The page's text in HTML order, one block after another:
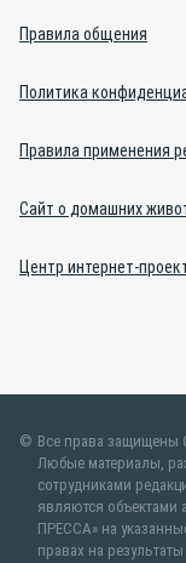
Правила общения
Политика
Правила применения
Сайт о домашних
Центр интернет-
Все права
Любые материалы,
сотрудниками
являются
ПРЕССА» на
правах на